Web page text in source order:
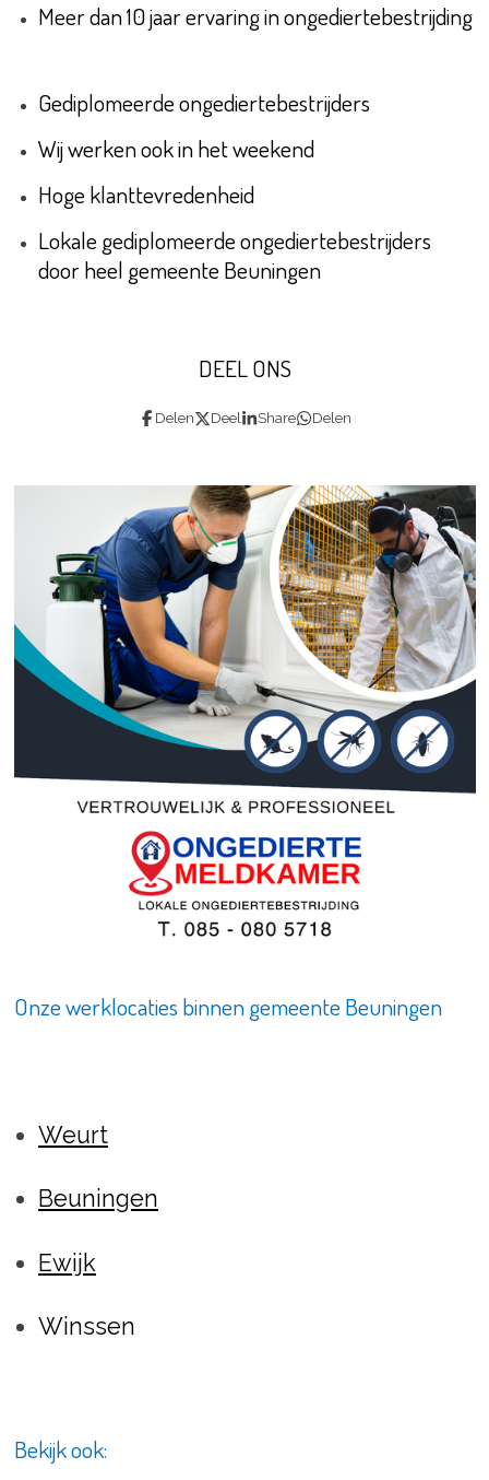
Meer dan 10 jaar ervaring in ongediertebestrijding
Gediplomeerde ongediertebestrijders
Wij werken ook in het weekend
Hoge klanttevredenheid
Lokale gediplomeerde ongediertebestrijders
door heel gemeente Beuningen
DEEL ONS
Delen Deel Share Delen
Onze werklocaties binnen gemeente Beuningen
Weurt
Beuningen
Ewijk
Winssen
Bekijk ook: